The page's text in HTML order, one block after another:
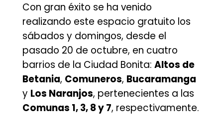
Con gran éxito se ha venido
realizando este espacio gratuito los
sábados y domingos, desde el
pasado 20 de octubre, en cuatro
barrios de la Ciudad Bonita: Altos de
Betania, Comuneros, Bucaramanga
y Los Naranjos, pertenecientes a las
Comunas 1, 3, 8 y 7, respectivamente.